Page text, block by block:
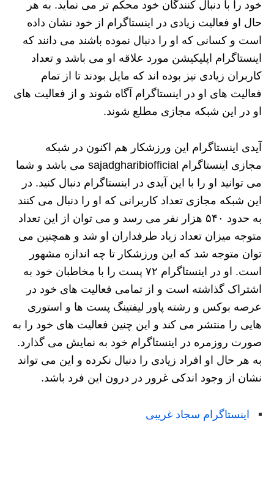
خود را با دنبال کنندگان خود محکم تر می نماید. به هر
حال او فعالیت زیادی در اینستاگرام از خود نشان داده
است و کسانی که او را دنبال نموده باشند می دانند که
اینستاگرام اپلیکیشن مورد علاقه او می باشد و تعداد
کاربران زیادی نیز بوده اند که مایل بودند تا از تمام
فعالیت های او در اینستاگرام آگاه شوند و از فعالیت های
او در این شبکه مجازی مطلع شوند.
آیدی اینستاگرام این ورزشکار هم اکنون در شبکه
مجازی اینستاگرام sajadgharibiofficial می باشد و شما
می توانید او را با این آیدی در اینستاگرام دنبال کنید. در
این شبکه مجازی تعداد کاربرانی که او را دنبال می کنند
به حدود ۵۴۰ هزار نفر می رسد و می توان از این تعداد
متوجه میزان تعداد زیاد طرفداران او شد و همچنین می
توان متوجه شد که این ورزشکار تا چه اندازه مشهور
است. او در اینستاگرام ۷۲ پست را با مخاطبان خود به
اشتراک گذاشته است و از تمامی فعالیت های خود در
عرصه بوکس و رشته پاور لیفتینگ پست ها و استوری
هایی را منتشر می کند و این چنین فعالیت های خود را به
صورت روزمره در اینستاگرام خود به نمایش می گذارد.
به هر حال او افراد زیادی را دنبال نکرده و این می تواند
نشان از وجود اندکی غرور در درون این فرد باشد.
اینستاگرام سجاد غریبی